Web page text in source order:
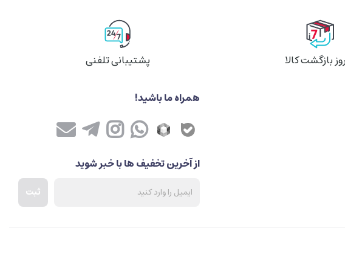
پشتیبانی تلفنی
همراه ما باشید!
از آخرین تخفیف ها با خبر شوید
ثبت